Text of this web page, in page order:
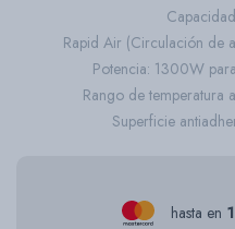
Rapid Air (Circulación de
Potencia: 1300W
Rango de temperatura
Superficie
hasta en